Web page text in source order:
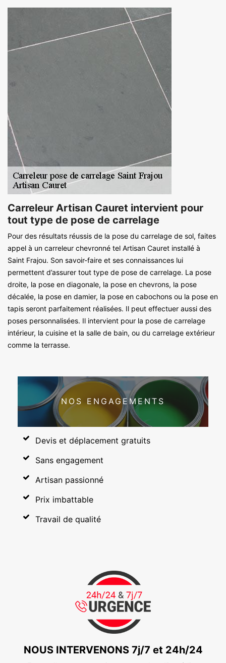
Carreleur Artisan Cauret intervient pour
tout type de pose de carrelage
Pour des résultats réussis de la pose du carrelage de sol, faites
appel à un carreleur chevronné tel Artisan Cauret installé à
Saint Frajou. Son savoir-faire et ses connaissances lui
permettent d’assurer tout type de pose de carrelage. La pose
droite, la pose en diagonale, la pose en chevrons, la pose
décalée, la pose en damier, la pose en cabochons ou la pose en
tapis seront parfaitement réalisées. Il peut effectuer aussi des
poses personnalisées. Il intervient pour la pose de carrelage
intérieur, la cuisine et la salle de bain, ou du carrelage extérieur
comme la terrasse.
NOS ENGAGEMENTS
Devis et déplacement gratuits
Sans engagement
Artisan passionné
Prix imbattable
Travail de qualité
NOUS INTERVENONS 7j/7 et 24h/24